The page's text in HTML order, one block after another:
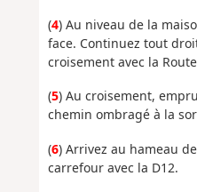
(4) Au niveau de la
face. Continuez tout
croisement avec la
(5) Au croisement,
chemin ombragé à la
(6) Arrivez au hameau
carrefour avec la D12.